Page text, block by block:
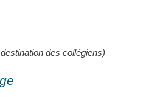
des collégiens)